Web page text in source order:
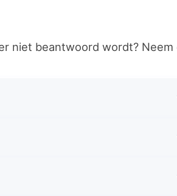
niet beantwoord wordt? Neem